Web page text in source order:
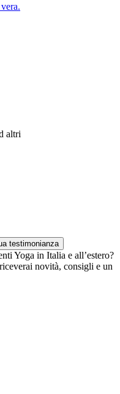
altri
testimonianza
Yoga in Italia e all’estero?
novità, consigli e un